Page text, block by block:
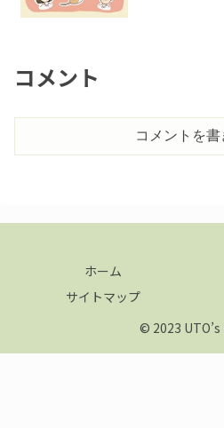
コメント
コメントを書
ホーム
サイトマップ
© 2023